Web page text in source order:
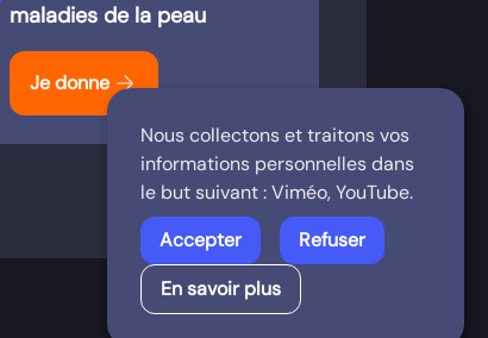
Nous collectons et traitons vos
informations personnelles dans
le but suivant :Viméo, YouTube.
Accepter
Refuser
En savoir plus
maladies de la peau
Je donne arrow_forward